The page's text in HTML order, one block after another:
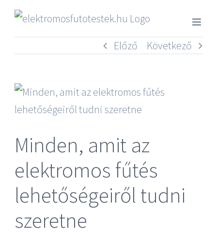
Kihagyás
Előző Következő
View
Larger
Minden, amit az
elektromos fűtés
lehetőségeiről tudni
szeretne